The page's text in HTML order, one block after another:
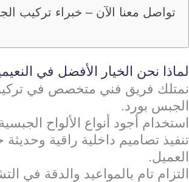
تواصل معنا الآن – خبراء تركيب
لماذا نحن الخيار الأفضل في
نمتلك فريق فني متخصص في
الجبس بورد.
استخدام أجود أنواع الألواح
تنفيذ تصاميم داخلية راقية
العميل.
التزام تام بالمواعيد والدقة في